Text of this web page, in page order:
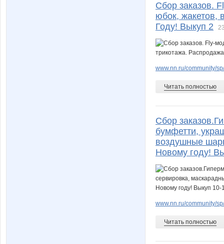
Сбор заказов.
юбок, жакетов,
Году! Выкуп 2
www.nn.ru/community/
Читать полностью
Сбор
бумфетти,
воздушные
Новому году!
www.nn.ru/community/
Читать полностью